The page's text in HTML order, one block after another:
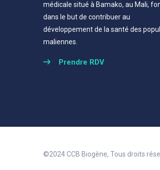
médicale situé à Bamako, au Mali,
dans le but de contribuer au
développement de la santé des
maliennes.
Prendre RDV
©2024 CCB Biogène, Tous droits